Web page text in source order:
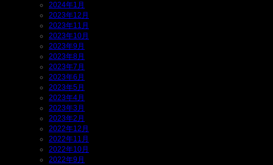
2024年1月
2023年12月
2023年11月
2023年10月
2023年9月
2023年8月
2023年7月
2023年6月
2023年5月
2023年4月
2023年3月
2023年2月
2022年12月
2022年11月
2022年10月
2022年9月